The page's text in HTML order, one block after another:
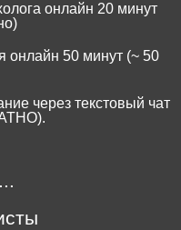
онлайн 20 минут
онлайн 50 минут (~ 50
через текстовый чат